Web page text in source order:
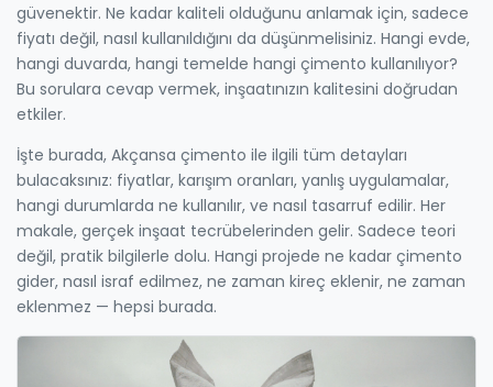
güvenektir. Ne kadar kaliteli olduğunu anlamak için, sadece
fiyatı değil, nasıl kullanıldığını da düşünmelisiniz. Hangi evde,
hangi duvarda, hangi temelde hangi çimento kullanılıyor?
Bu sorulara cevap vermek, inşaatınızın kalitesini doğrudan
etkiler.
İşte burada, Akçansa çimento ile ilgili tüm detayları
bulacaksınız: fiyatlar, karışım oranları, yanlış uygulamalar,
hangi durumlarda ne kullanılır, ve nasıl tasarruf edilir. Her
makale, gerçek inşaat tecrübelerinden gelir. Sadece teori
değil, pratik bilgilerle dolu. Hangi projede ne kadar çimento
gider, nasıl israf edilmez, ne zaman kireç eklenir, ne zaman
eklenmez — hepsi burada.